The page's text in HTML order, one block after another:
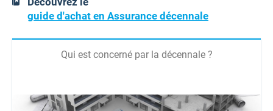
guide d'achat en Assurance décennale
Qui est concerné par la décennale ?